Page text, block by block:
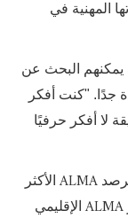
المهنية في
يمكنهم البحث عن
جدًا. "كنت أفكر
لا أفكر حرفيًا
ALMA الأكثر
ALMA الإقليمي